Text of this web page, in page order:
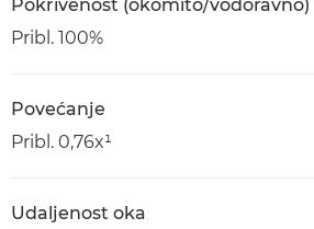
Pokrivenost (okomito/vodoravno)
Pribl. 100%
Povećanje
Pribl. 0,76x¹
Udaljenost oka